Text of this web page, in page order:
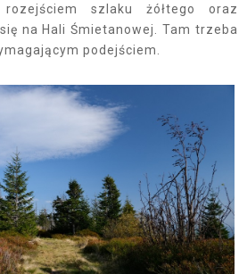
szlaku żółtego oraz
na Hali Śmietanowej. Tam trzeba
podejściem.